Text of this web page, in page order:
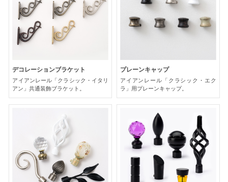
デコレーションブラケット
アイアンレール「クラシック・イタリ
アン」共通装飾ブラケット。
プレーンキャップ
アイアンレール「クラシック・エク
ラ」用プレーンキャップ。